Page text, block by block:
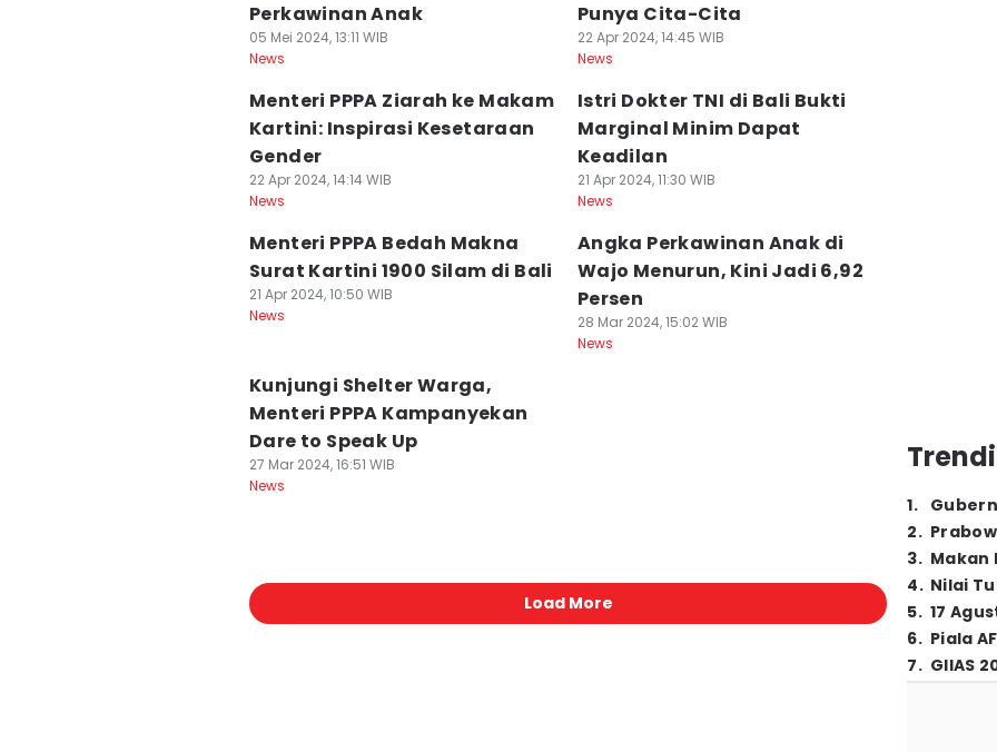
Perkawinan Anak
05 Mei 2024, 13:11 WIB
News
Punya Cita-Cita
22 Apr 2024, 14:45 WIB
News
Menteri PPPA Ziarah ke Makam
Kartini: Inspirasi Kesetaraan
Gender
22 Apr 2024, 14:14 WIB
News
Istri Dokter TNI di Bali Bukti
Marginal Minim Dapat
Keadilan
21 Apr 2024, 11:30 WIB
News
Menteri PPPA Bedah Makna
Surat Kartini 1900 Silam di Bali
21 Apr 2024, 10:50 WIB
News
Angka Perkawinan Anak di
Wajo Menurun, Kini Jadi 6,92
Persen
28 Mar 2024, 15:02 WIB
News
Kunjungi Shelter Warga,
Menteri PPPA Kampanyekan
Dare to Speak Up
27 Mar 2024, 16:51 WIB
News
Load More
1.
2.
3. Makan
4. Nilai
5. 17
6. Piala
7. GIIAS